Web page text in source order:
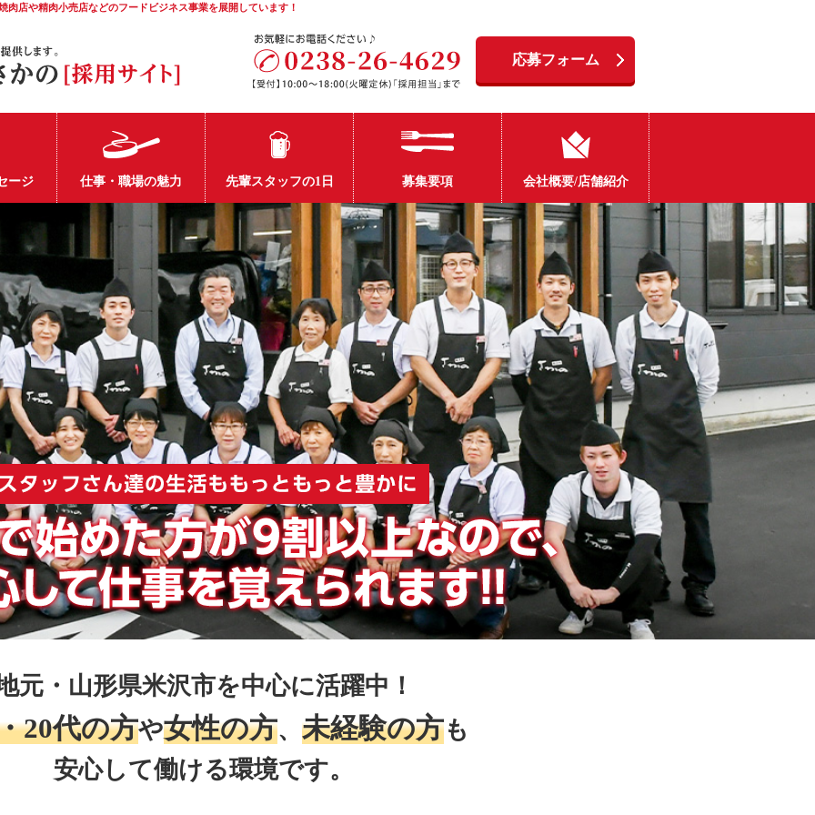
店や精肉小売店などのフードビジネス事業を展開しています！
応募フォーム
ージ 仕事・職場の魅力 先輩スタッフの1日 募集要項 会社概要/店舗紹介
元・山形県米沢市を中心に活躍中！
20代の方や女性の方、 未経験の方も
安心して働ける環境です。